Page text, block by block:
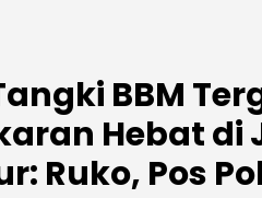
BBM
Hebat di
Ruko, Pos